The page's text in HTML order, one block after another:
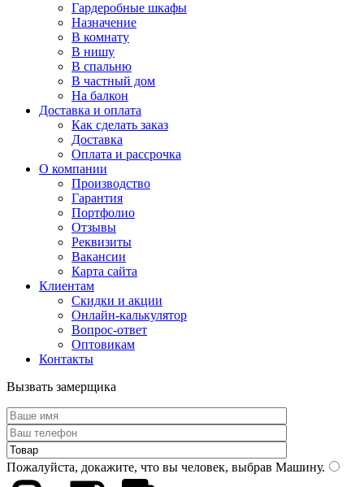
Гардеробные шкафы
Назначение
В комнату
В нишу
В спальню
В частный дом
На балкон
Доставка и оплата
Как сделать заказ
Доставка
Оплата и рассрочка
О компании
Производство
Гарантия
Портфолио
Отзывы
Реквизиты
Вакансии
Карта сайта
Клиентам
Скидки и акции
Онлайн-калькулятор
Вопрос-ответ
Оптовикам
Контакты
Вызвать замерщика
Пожалуйста, докажите, что вы человек, выбрав Машину.